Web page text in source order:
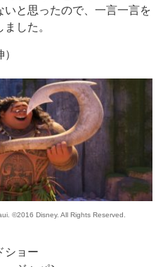
と思ったので、一言一言を
した。
©2016 Disney. All Rights Reserved.
ショー